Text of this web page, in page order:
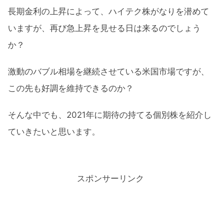
長期金利の上昇によって、ハイテク株がなりを潜めて
いますが、再び急上昇を見せる日は来るのでしょう
か？
激動のバブル相場を継続させている米国市場ですが、
この先も好調を維持できるのか？
そんな中でも、2021年に期待の持てる個別株を紹介し
ていきたいと思います。
スポンサーリンク